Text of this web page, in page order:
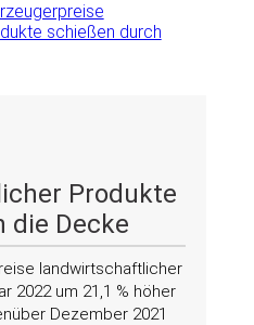
schießen durch
Produkte
die Decke
landwirtschaftlicher
2022 um 21,1 % höher
Dezember 2021